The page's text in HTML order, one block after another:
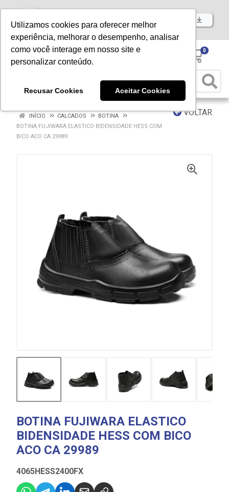
Utilizamos cookies para oferecer melhor
experiência, melhorar o desempenho, analisar
como você interage em nosso site e
personalizar conteúdo.
Recusar Cookies Aceitar Cookies
Baixe já nosso APP
0
VOLTAR
INÍCIO CALCADOS
BOTINA
BOTINA FUJIWARA ELASTICO BIDENSIDADE HESS COM
BICO ACO CA 29989
BOTINA FUJIWARA ELASTICO
BIDENSIDADE HESS COM BICO
ACO CA 29989
4065HESS2400FX